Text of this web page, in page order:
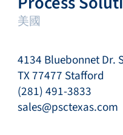
美國
4134 Bluebonnet Dr.
TX 77477 Stafford
(281) 491-3833
sales@psctexas.com